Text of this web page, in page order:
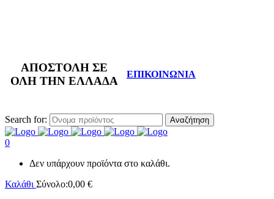
ΑΠΟΣΤΟΛΗ ΣΕ
ΟΛΗ ΤΗΝ ΕΛΛΑΔΑ
ΕΠΙΚΟΙΝΩΝΙΑ
Search for:
0
Δεν υπάρχουν προϊόντα στο καλάθι.
Καλάθι Σύνολο:0,00 €